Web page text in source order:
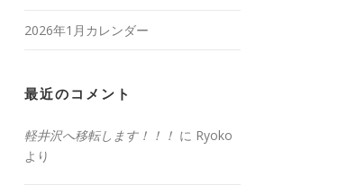
2026年1月カレンダー
最近のコメント
軽井沢へ移転します！！！ に Ryoko
より